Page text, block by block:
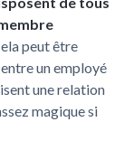
peut être
un employé
une relation
magique si